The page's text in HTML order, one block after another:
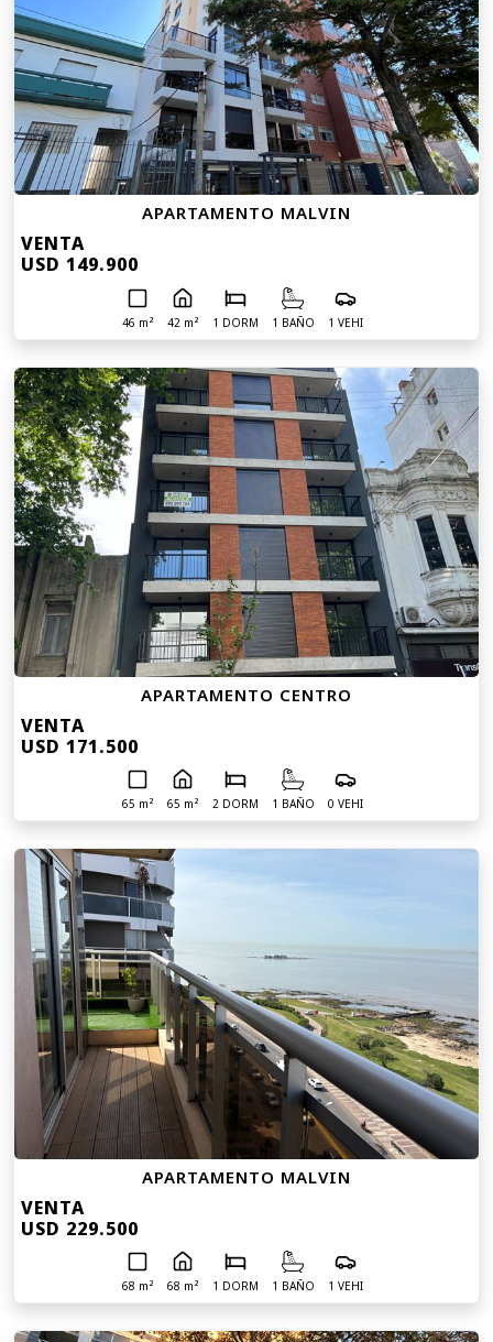
APARTAMENTO MALVIN
VENTA
USD 149.900
46 m² 42 m² 1 DORM 1 BAÑO 1 VEHI
APARTAMENTO CENTRO
VENTA
USD 171.500
65 m² 65 m² 2 DORM 1 BAÑO 0 VEHI
APARTAMENTO MALVIN
VENTA
USD 229.500
68 m² 68 m² 1 DORM 1 BAÑO 1 VEHI